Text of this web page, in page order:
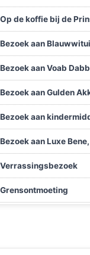
Op de koffie bij de
Bezoek aan
Bezoek aan Voab
Bezoek aan Gulden
Bezoek aan
Bezoek aan Luxe
Verrassingsbezoek
Grensontmoeting